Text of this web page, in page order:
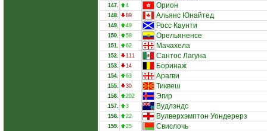
147. 4 Орион
148. 89 Альянс Юнайтед
149. 49 Росс Каунти
150. 58 Орельяненсе
151. 62 Мачахела
152. 111 Сантос Лагуна
153. 14 Боринаж
154. 63 Арагви
155. 30 Тиквеш
156. 202 Эгир
157. 3 Вудлэндс
158. 22 Вулверхэмптон Уондерерз
159. 25 Свислочь